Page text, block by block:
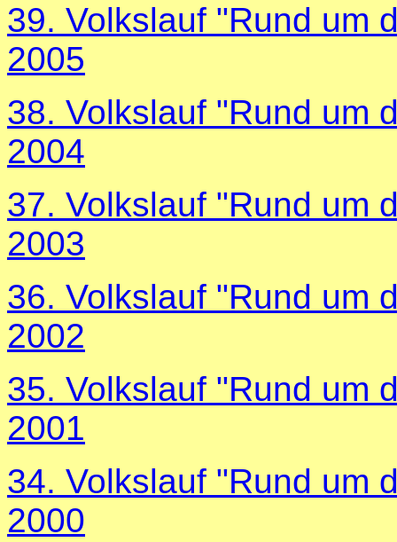
39. Volkslauf "Rund um
2005
38. Volkslauf "Rund um
2004
37. Volkslauf "Rund um
2003
36. Volkslauf "Rund um
2002
35. Volkslauf "Rund um
2001
34. Volkslauf "Rund um
2000